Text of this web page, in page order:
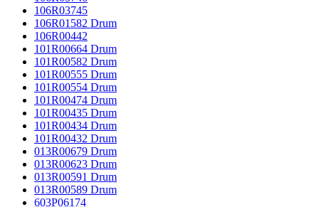
106R03745
106R01582 Drum
106R00442
101R00664 Drum
101R00582 Drum
101R00555 Drum
101R00554 Drum
101R00474 Drum
101R00435 Drum
101R00434 Drum
101R00432 Drum
013R00679 Drum
013R00623 Drum
013R00591 Drum
013R00589 Drum
603P06174